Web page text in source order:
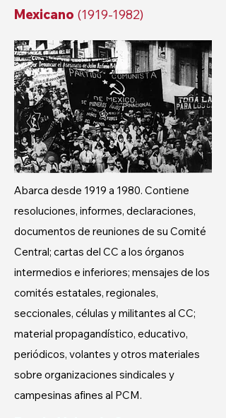
Mexicano (1919-1982)
Abarca desde 1919 a 1980. Contiene
resoluciones, informes, declaraciones,
documentos de reuniones de su Comité
Central; cartas del CC a los órganos
intermedios e inferiores; mensajes de los
comités estatales, regionales,
seccionales, células y militantes al CC;
material propagandístico, educativo,
periódicos, volantes y otros materiales
sobre organizaciones sindicales y
campesinas afines al PCM.